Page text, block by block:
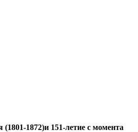
(1801-1872)и 151-летие с момента